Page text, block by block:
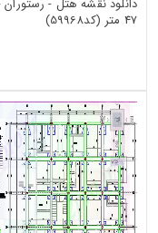
47 متر (کد59968)